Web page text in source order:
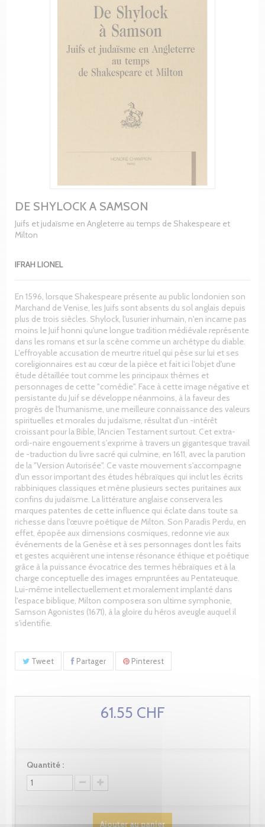
DE SHYLOCK A SAMSON
Juifs et judaïsme en Angleterre au temps de Shakespeare et
Milton
IFRAH LIONEL
En 1596, lorsque Shakespeare présente au public londonien son
Marchand de Venise, les Juifs sont absents du sol anglais depuis
plus de trois siècles. Shylock, l'usurier inhumain, n'en incarne pas
moins le Juif honni qu'une longue tradition médiévale représente
dans les romans et sur la scène comme un archétype du diable.
L'effroyable accusation de meurtre rituel qui pèse sur lui et ses
coreligionnaires est au cœur de la pièce et fait ici l'objet d'une
étude détaillée tout comme les principaux thèmes et
personnages de cette "comédie". Face à cette image négative et
persistante du Juif se développe néanmoins, à la faveur des
progrès de l'humanisme, une meilleure connaissance des valeurs
spirituelles et morales du judaïsme, résultat d'un -intérêt
croissant pour la Bible, l'Ancien Testament surtout. Cet extra-
ordi-naire engouement s'exprime à travers un gigantesque travail
de -traduction du livre sacré qui culmine, en 1611, avec la parution
de la "Version Autorisée". Ce vaste mouvement s'accompagne
d'un essor important des études hébraïques qui inclut les écrits
rabbiniques classiques et mène plusieurs sectes puritaines aux
confins du judaïsme. La littérature anglaise conservera les
marques patentes de cette influence qui éclate dans toute sa
richesse dans l'œuvre poétique de Milton. Son Paradis Perdu, en
effet, épopée aux dimensions cosmiques, redonne vie aux
événements de la Genèse et à ses personnages dont les faits
et gestes acquièrent une intense résonance éthique et poétique
grâce à la puissance évocatrice des termes hébraïques et à la
charge conceptuelle des images empruntées au Pentateuque.
Lui-même intellectuellement et moralement implanté dans
l'espace biblique, Milton composera son ultime symphonie,
Samson Agonistes (1671), à la gloire du héros aveugle auquel il
s'identifie.
Tweet Partager Pinterest
61.55 CHF
Quantité :
Ajouter au panier